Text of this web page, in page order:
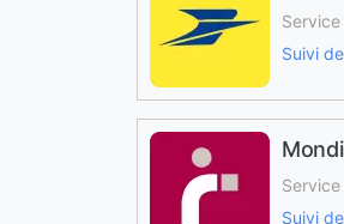
Suivi
Suivi